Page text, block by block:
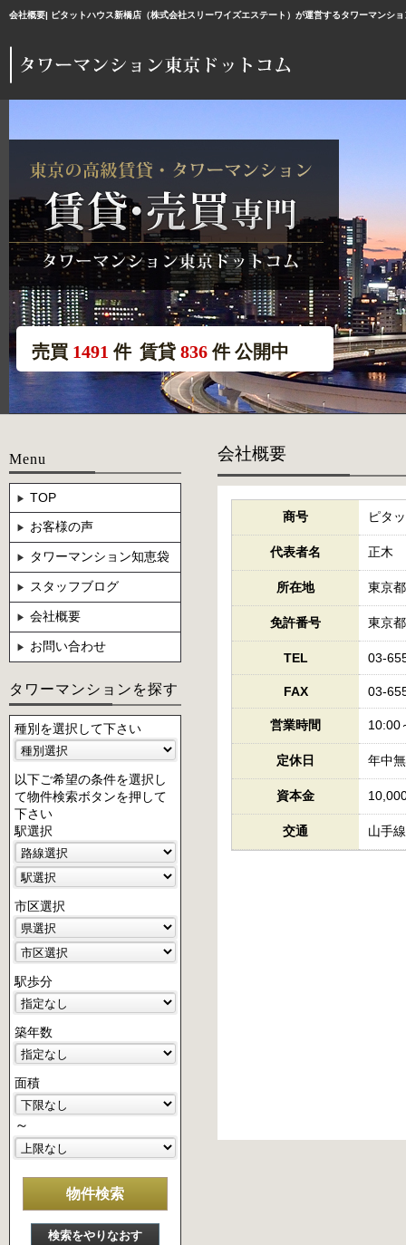
会社概要| ピタットハウス新橋店（株式会社スリーワイズエステート）が運営するタワーマンシ
売買 1491 件 賃貸 836 件公開中
Menu
TOP
お客様の声
タワーマンション知恵袋
スタッフブログ
会社概要
お問い合わせ
タワーマンションを探す
種別を選択して下さい
以下ご希望の条件を選択し
て物件検索ボタンを押して
下さい
駅選択
市区選択
駅歩分
築年数
面積
～
会社概要
商号 ピタ
代表者名 正木
所在地 東京
免許番号 東京
TEL 03-
FAX 03-
営業時間 10:00
定休日 年中
資本金
交通 山手